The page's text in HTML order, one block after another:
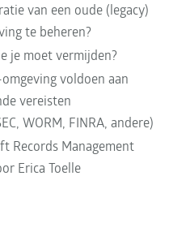
van een oude (legacy)
te beheren?
je moet vermijden?
voldoen aan
vereisten
WORM, FINRA, andere)
Records Management
Erica Toelle